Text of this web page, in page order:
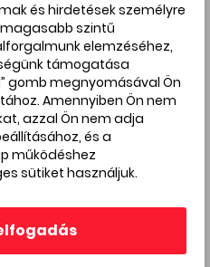
és hirdetések személyre
szintű
elemzéséhez,
támogatása
gomb megnyomásával Ön
Amennyiben Ön nem
azzal Ön nem adja
és a
működéshez
sütiket használjuk.